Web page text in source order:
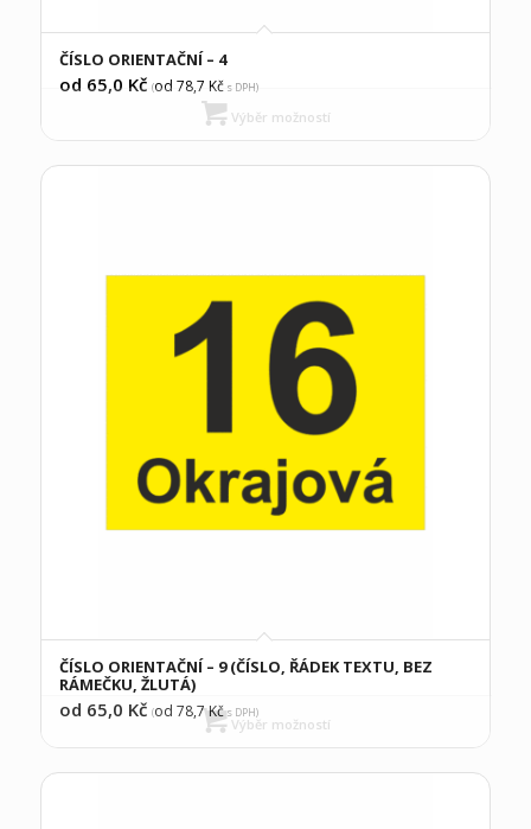
ČÍSLO ORIENTAČNÍ – 4
od 65,0 Kč (od 78,7 Kčs DPH)
Výběr možností
ČÍSLO ORIENTAČNÍ – 9 (ČÍSLO, ŘÁDEK TEXTU, BEZ
RÁMEČKU, ŽLUTÁ)
od 65,0 Kč (od 78,7Kčs DPH)
Výběr možností